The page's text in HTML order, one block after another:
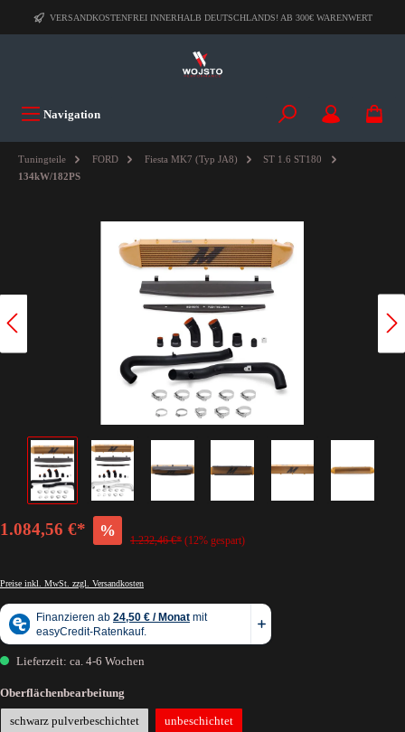
VERSANDKOSTENFREI INNERHALB DEUTSCHLANDS! AB 300€ WARENWERT
Navigation
Tuningteile FORD Fiesta MK7 (Typ JA8)
ST 1.6 ST180
134kW/182PS
1.084,56 €* %
1.232,46 €* (12% gespart)
Preise inkl. MwSt. zzgl. Versandkosten
Lieferzeit: ca. 4-6 Wochen
Oberflächenbearbeitung
schwarz pulverbeschichtet unbeschichtet